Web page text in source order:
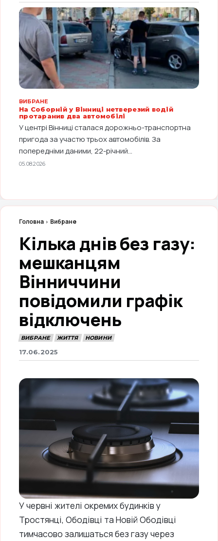
ВИБРАНЕ
На Соборній у Вінниці нетверезий водій
протаранив два автомобілі
У центрі Вінниці сталася дорожньо-транспортна
пригода за участю трьох автомобілів. За
попередніми даними, 22-річний...
05.08.2026